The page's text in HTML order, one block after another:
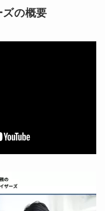
の概要